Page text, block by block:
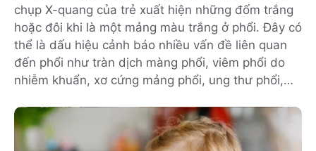
chụp X-quang của trẻ xuất hiện những đốm trắng
hoặc đôi khi là một mảng màu trắng ở phổi. Đây có
thể là dấu hiệu cảnh báo nhiều vấn đề liên quan
đến phổi như tràn dịch màng phổi, viêm phổi do
nhiễm khuẩn, xơ cứng mảng phổi, ung thư phổi,…